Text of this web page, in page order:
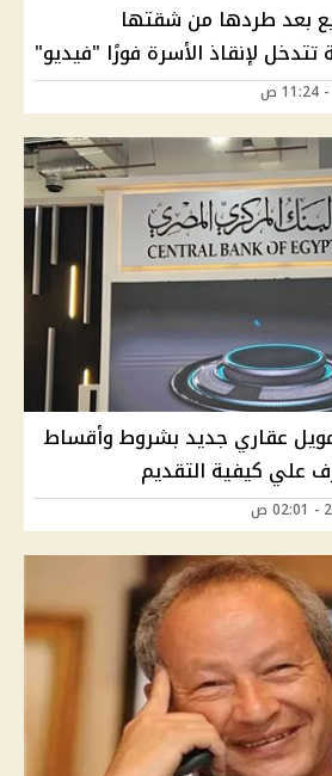
بعد طردها من شقتها
لإنقاذ الأسرة فورًا "فيديو"
عقاري جديد بشروط وأقساط
علي كيفية التقديم